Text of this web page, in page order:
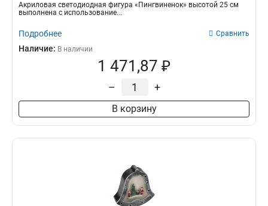
Акриловая светодиодная фигура «Пингвиненок» высотой 25 см
выполнена с использование...
Подробнее Сравнить
Наличие: В наличии
1 471,87 ₽
– +
В корзину